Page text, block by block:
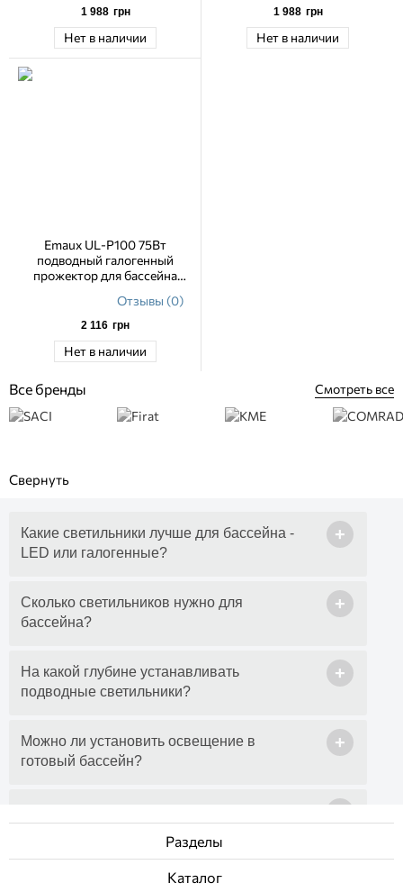
1 988 грн
Нет в наличии
1 988 грн
Нет в наличии
Emaux UL-P100 75Вт
подводный галогенный
прожектор для бассейна
Отзывы (0)
2 116 грн
Нет в наличии
Все бренды Смотреть все
+
Какие светильники лучше для бассейна -
LED или галогенные?
+
Сколько светильников нужно для
бассейна?
+
На какой глубине устанавливать
подводные светильники?
+
Можно ли установить освещение в
готовый бассейн?
Сколько стоит подводное освещение для
Разделы
Каталог